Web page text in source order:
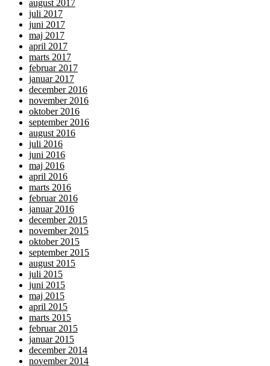
august 2017
juli 2017
juni 2017
maj 2017
april 2017
marts 2017
februar 2017
januar 2017
december 2016
november 2016
oktober 2016
september 2016
august 2016
juli 2016
juni 2016
maj 2016
april 2016
marts 2016
februar 2016
januar 2016
december 2015
november 2015
oktober 2015
september 2015
august 2015
juli 2015
juni 2015
maj 2015
april 2015
marts 2015
februar 2015
januar 2015
december 2014
november 2014